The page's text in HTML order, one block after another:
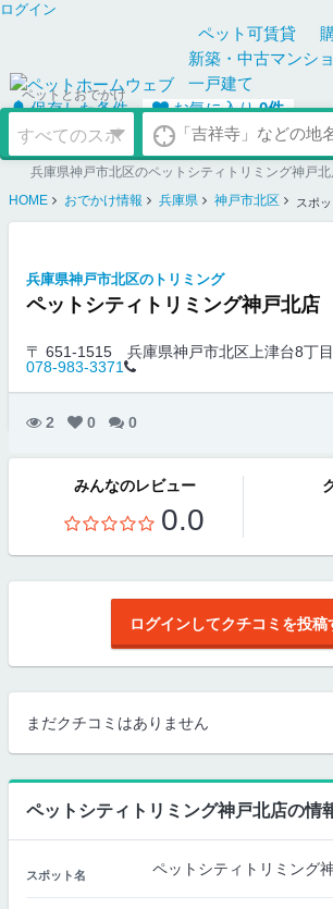
ログイン
ペット可賃貸
新築・中古マンシ
一戸建て
保存した条件
お気に入り0件
ペットとおでかけ
HOME
おでかけ情報 兵庫県 神戸市北区 スポ
兵庫県神戸市北区のトリミング
ペットシティトリミング神戸北店
〒 651-1515
兵庫県神戸市北区上津台8丁
078-983-3371
2 0 0
みんなのレビュー
0.0
ログインしてクチコミを投稿
まだクチコミはありません
ペットシティトリミング神戸北店の情
スポット名 ペットシティトリミング